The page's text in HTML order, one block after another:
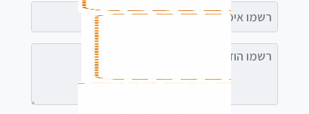
רשמו אימייל (אופציונלי)
רשמו הודעה (אופציונלי)